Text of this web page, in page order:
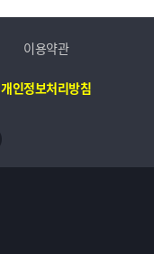
이용약관
개인정보처리방침